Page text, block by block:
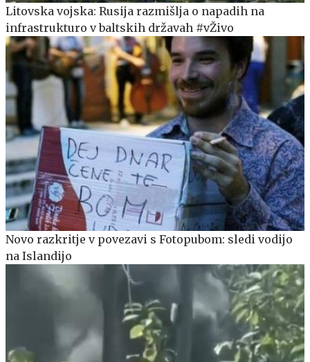
Litovska vojska: Rusija razmišlja o napadih na
infrastrukturo v baltskih državah #vŽivo
Novo razkritje v povezavi s Fotopubom: sledi vodijo
na Islandijo